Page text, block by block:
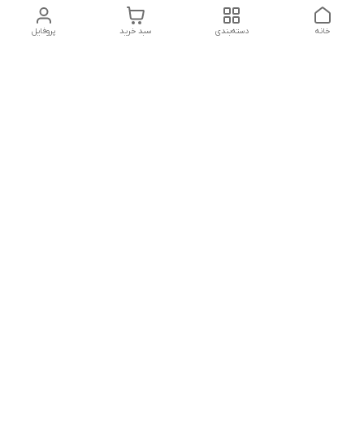
پروفایل سبد خرید دسته‌بندی خانه